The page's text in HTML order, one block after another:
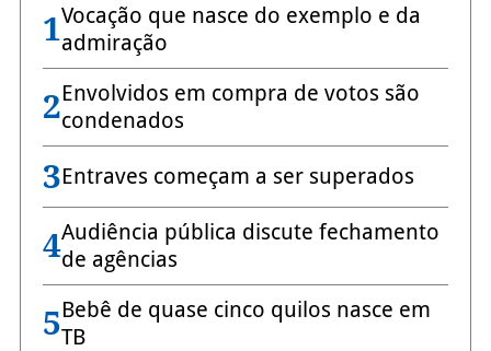
1Vocação que nasce do exemplo e da
admiração
2Envolvidos em compra de votos são
condenados
3Entraves começam a ser superados
4Audiência pública discute fechamento
de agências
5Bebê de quase cinco quilos nasce em
TB